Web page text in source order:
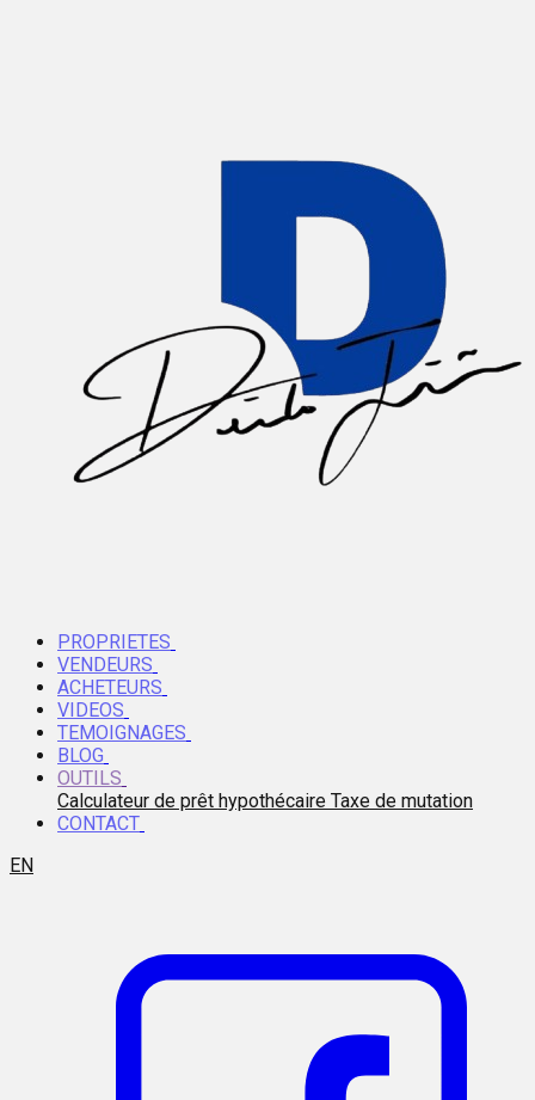
PROPRIETES
VENDEURS
ACHETEURS
VIDEOS
TEMOIGNAGES
BLOG
OUTILS
Calculateur de prêt hypothécaire Taxe de mutation
CONTACT
EN